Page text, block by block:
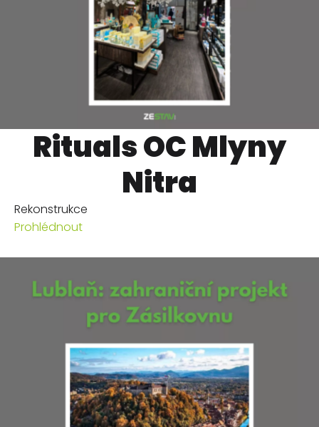
Rituals OC Mlyny
Nitra
Rekonstrukce
Prohlédnout